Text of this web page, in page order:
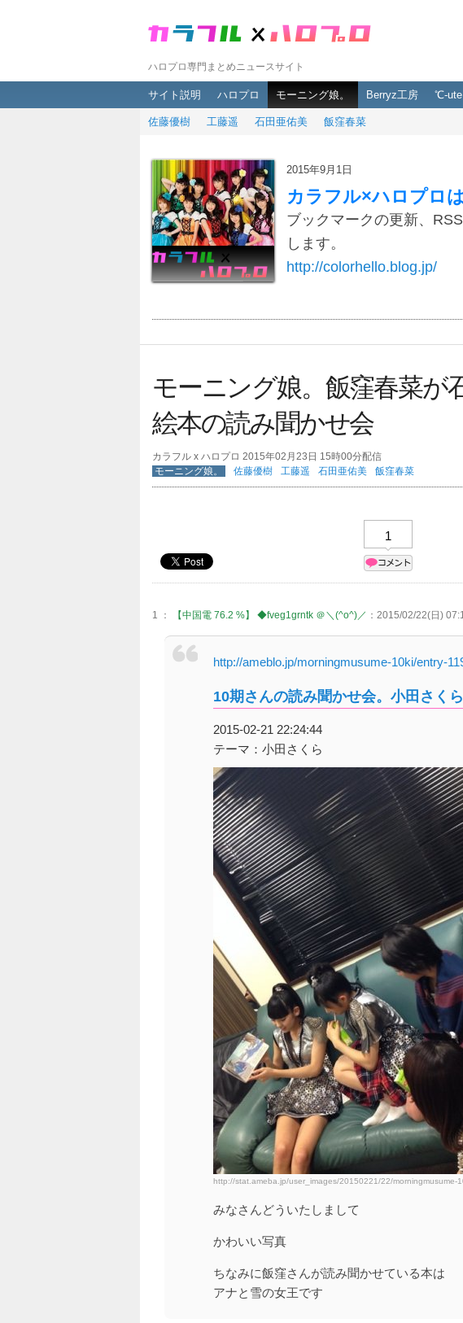
ハロプロ専門まとめニュースサイト
サイト説明 ハロプロ モーニング娘。 Berryz工房 ℃-ute
佐藤優樹 工藤遥 石田亜佑美 飯窪春菜
2015年9月1日
カラフル×ハロプロ
ブックマークの更新、
します。
http://colorhello.blog.jp/
モーニング娘。飯窪春菜が
絵本の読み聞かせ会
カラフル x ハロプロ 2015年02月23日 15時00分配信
モーニング娘。
佐藤優樹 工藤遥 石田亜佑美 飯窪春菜
1
1 ： 【中国電 76.2 %】 ◆fveg1grntk ＠＼(^o^)／ ：2015/02/22(日)
http://ameblo.jp/morningmusume-10ki/entry-
10期さんの読み聞かせ会。小田さくら
2015-02-21 22:24:44
テーマ：小田さくら
http://stat.ameba.jp/user_images/20150221/22/
みなさんどういたしまして
かわいい写真
ちなみに飯窪さんが読み聞かせている本は
アナと雪の女王です